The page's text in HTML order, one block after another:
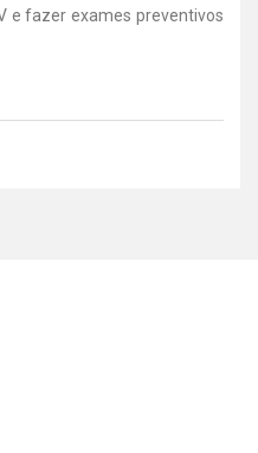
e fazer exames preventivos